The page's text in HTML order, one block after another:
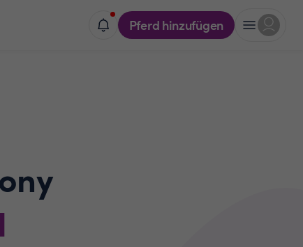
Pferd hinzufügen